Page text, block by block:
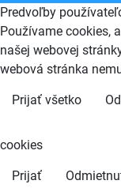
Predvoľby
Používame cookies,
našej webovej
webová stránka
Prijať všetko
cookies
Prijať